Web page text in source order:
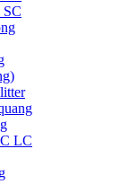
SC
LC